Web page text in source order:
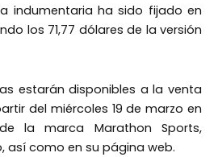
indumentaria ha sido fijado en
los 71,77 dólares de la versión
estarán disponibles a la venta
del miércoles 19 de marzo en
la marca Marathon Sports,
así como en su página web.